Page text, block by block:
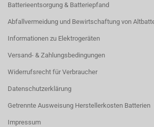
Batterieentsorgung & Batteriepfand
Abfallvermeidung und Bewirtschaftung von
Informationen zu Elektrogeräten
Versand- & Zahlungsbedingungen
Widerrufsrecht für Verbraucher
Datenschutzerklärung
Getrennte Ausweisung Herstellerkosten Batterien
Impressum